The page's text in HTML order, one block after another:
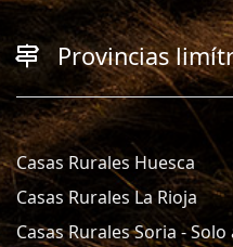
Provincias
Casas Rurales Huesca
Casas Rurales La Rioja
Casas Rurales Soria -